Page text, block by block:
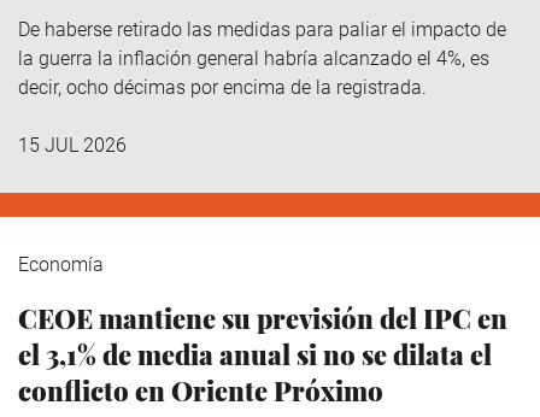
De haberse retirado las medidas para paliar el impacto de
la guerra la inflación general habría alcanzado el 4%, es
decir, ocho décimas por encima de la registrada.
15 JUL 2026
Economía
CEOE mantiene su previsión del IPC en
el 3,1% de media anual si no se dilata el
conflicto en Oriente Próximo